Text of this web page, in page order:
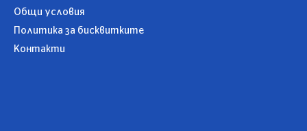
Общи условия
Политика за бисквитките
Контакти